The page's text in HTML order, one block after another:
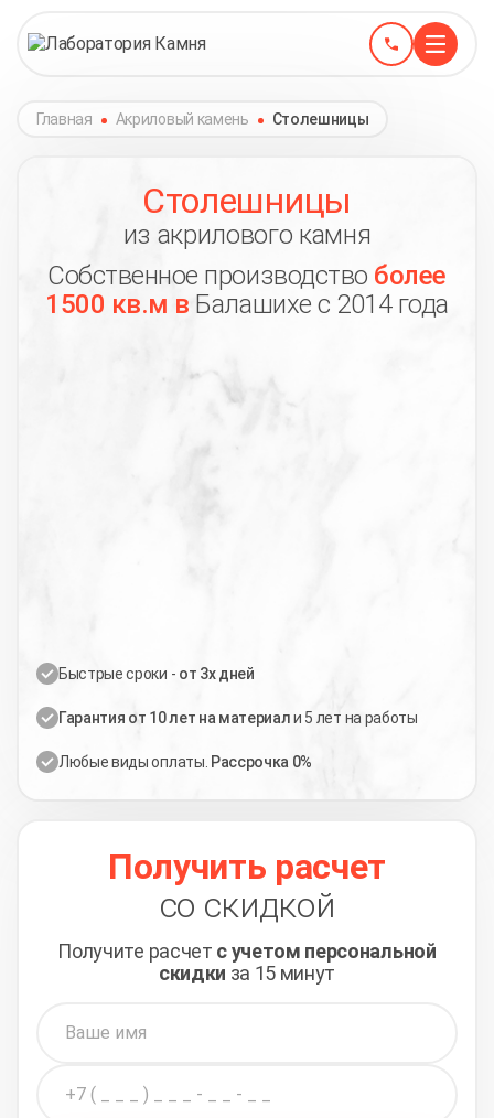
Главная Акриловый камень Столешницы
Столешницы
из акрилового камня
Собственное производство более
1500 кв.м в Балашихе с 2014 года
Быстрые сроки - от 3х дней
Гарантия от 10 лет на материали 5 лет на работы
Любые виды оплаты. Рассрочка 0%
Получить расчет
со скидкой
Получите расчет с учетом персональной
скидки за 15 минут